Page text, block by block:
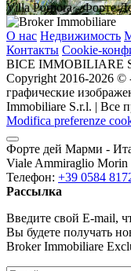
Villa Porpora- Форте
О нас Недвижимость
Контакты Cookie-
BICE IMMOBILIARE
Copyright 2016-2026 ©️
графические
Immobiliare S.r.l. | Все
Modifica preferenze
Форте дей Марми -
Viale Ammiraglio Morin
Телефон: +39 0584
Рассылка
Введите свой E-mail,
Вы будете получать
Broker Immobiliare